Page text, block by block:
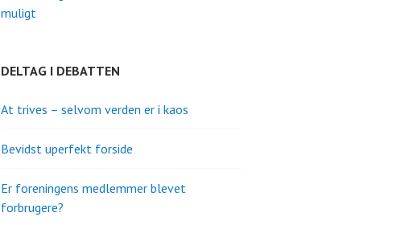
muligt
DELTAG I DEBATTEN
At trives – selvom verden er i kaos
Bevidst uperfekt forside
Er foreningens medlemmer blevet
forbrugere?